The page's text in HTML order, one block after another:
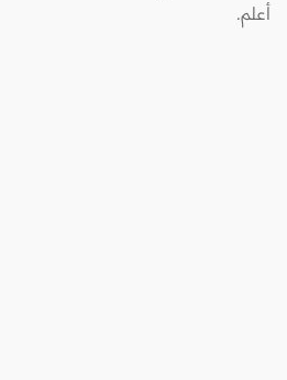
أعلم.